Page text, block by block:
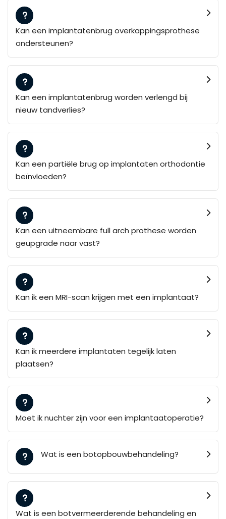
Kan een implantatenbrug overkappingsprothese
ondersteunen?
Kan een implantatenbrug worden verlengd bij
nieuw tandverlies?
Kan een partiële brug op implantaten orthodontie
beïnvloeden?
Kan een uitneembare full arch prothese worden
geupgrade naar vast?
Kan ik een MRI-scan krijgen met een implantaat?
Kan ik meerdere implantaten tegelijk laten
plaatsen?
Moet ik nuchter zijn voor een implantaatoperatie?
Wat is een botopbouwbehandeling?
Wat is een botvermeerderende behandeling en